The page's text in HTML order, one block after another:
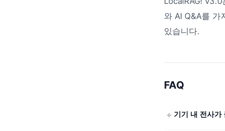
와 AI Q&A를 가
있습니다.
FAQ
기기 내 전사가